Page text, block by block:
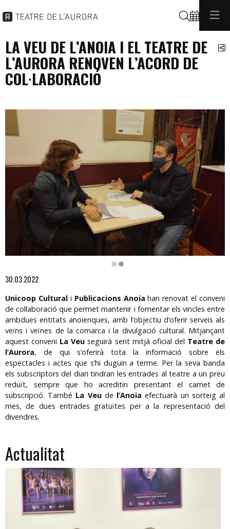
Cerca
LA VEU DE L’ANOIA I EL TEATRE DE
L’AURORA RENOVEN L’ACORD DE
COL·LABORACIÓ
Diapositiva 1 de 2
30.03.2022
Unicoop Cultural i Publicacions Anoia han renovat el conveni
de col·laboració que permet mantenir i fomentar els vincles entre
ambdues entitats anoienques, amb l’objectiu d’oferir serveis als
veïns i veïnes de la comarca i la divulgació cultural. Mitjançant
aquest conveni La Veu seguirà sent mitjà oficial del Teatre de
l’Aurora, de qui s’oferirà tota la informació sobre els
espectacles i actes que s’hi duguin a terme. Per la seva banda
els subscriptors del diari tindran les entrades al teatre a un preu
reduït, sempre que ho acreditin presentant el carnet de
subscripció. També La Veude l’Anoia efectuarà un sorteig al
mes, de dues entrades gratuïtes per a la representació del
divendres.
Actualitat